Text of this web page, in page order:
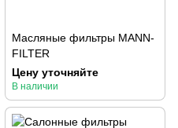
Масляные фильтры MANN-
FILTER
Цену уточняйте
В наличии